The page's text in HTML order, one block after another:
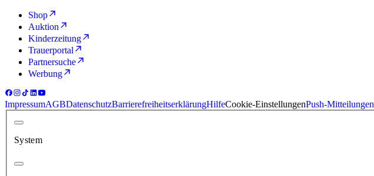
Shop
Auktion
Kinderzeitung
Trauerportal
Partnersuche
Werbung
ImpressumAGBDatenschutzBarrierefreiheitserklärungHilfeCookie-EinstellungenPush-Mitteilungen
System